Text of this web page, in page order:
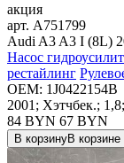
акция
арт. A751799
Audi A3 A3 I (8L)
Насос
рестайлинг
OEM: 1J0422154B
2001; Хэтчбек.;
84 BYN 67 BYN
В корзинуВ корзине